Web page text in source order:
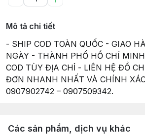
Mô tả chi tiết
- SHIP COD TOÀN QUỐC - GIAO
NGÀY - THÀNH PHỐ HỒ CHÍ
COD TÙY ĐỊA CHỈ - LIÊN HỆ ĐỒ
ĐƠN NHANH NHẤT VÀ CHÍNH
0907902742 – 0907509342.
Các sản phẩm, dịch vụ khác